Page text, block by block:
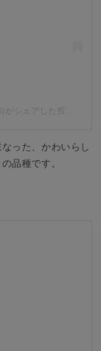
った、かわいらし
品種です。